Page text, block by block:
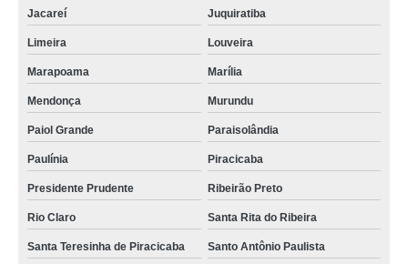
Jacareí Juquiratiba
Limeira Louveira
Marapoama Marília
Mendonça Murundu
Paiol Grande Paraisolândia
Paulínia Piracicaba
Presidente Prudente Ribeirão Preto
Rio Claro Santa Rita do Ribeira
Santa Teresinha de Piracicaba Santo Antônio Paulista